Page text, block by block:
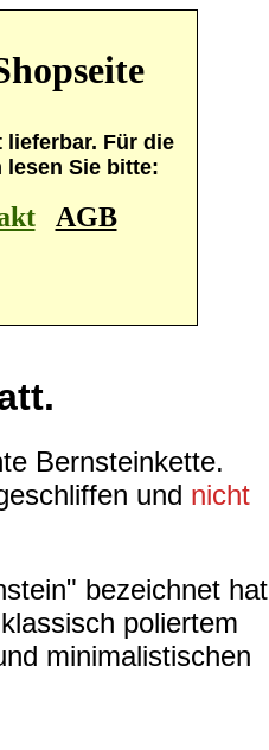
Für die
lesen Sie bitte:
AGB
Bernsteinkette.
und nicht
bezeichnet hat
poliertem
minimalistischen